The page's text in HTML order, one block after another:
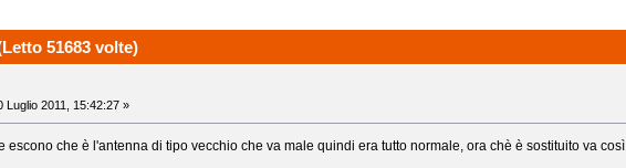
51683 volte)
Luglio 2011, 15:42:27 »
escono che è l'antenna di tipo vecchio che va male quindi era tutto normale, ora chè è sostituito va così